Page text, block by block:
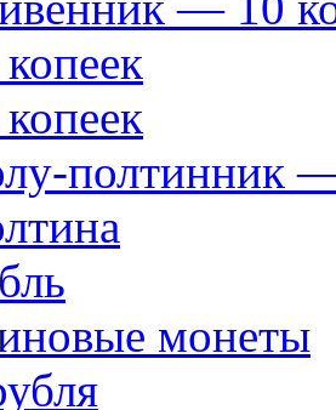
полтинник
монеты